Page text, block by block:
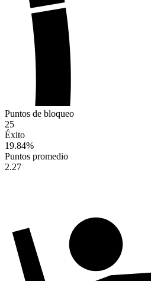
Puntos de bloqueo
25
Éxito
19.84%
Puntos promedio
2.27